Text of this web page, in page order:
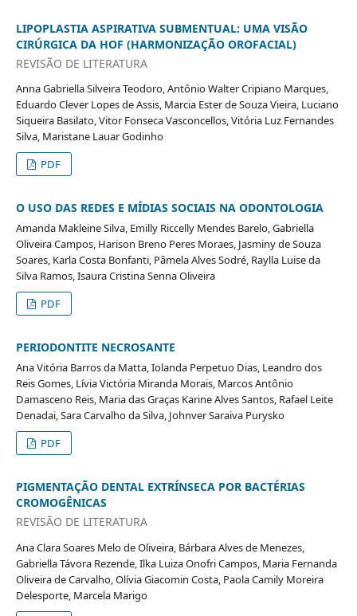
LIPOPLASTIA ASPIRATIVA SUBMENTUAL: UMA VISÃO
CIRÚRGICA DA HOF (HARMONIZAÇÃO OROFACIAL)
REVISÃO DE LITERATURA
Anna Gabriella Silveira Teodoro, Antônio Walter Cripiano Marques,
Eduardo Clever Lopes de Assis, Marcia Ester de Souza Vieira, Luciano
Siqueira Basilato, Vitor Fonseca Vasconcellos, Vitória Luz Fernandes
Silva, Maristane Lauar Godinho
PDF
O USO DAS REDES E MÍDIAS SOCIAIS NA ODONTOLOGIA
Amanda Makleine Silva, Emilly Riccelly Mendes Barelo, Gabriella
Oliveira Campos, Harison Breno Peres Moraes, Jasminy de Souza
Soares, Karla Costa Bonfanti, Pâmela Alves Sodré, Raylla Luise da
Silva Ramos, Isaura Cristina Senna Oliveira
PDF
PERIODONTITE NECROSANTE
Ana Vitória Barros da Matta, Iolanda Perpetuo Dias, Leandro dos
Reis Gomes, Lívia Victória Miranda Morais, Marcos Antônio
Damasceno Reis, Maria das Graças Karine Alves Santos, Rafael Leite
Denadai, Sara Carvalho da Silva, Johnver Saraiva Purysko
PDF
PIGMENTAÇÃO DENTAL EXTRÍNSECA POR BACTÉRIAS
CROMOGÊNICAS
REVISÃO DE LITERATURA
Ana Clara Soares Melo de Oliveira, Bárbara Alves de Menezes,
Gabriella Távora Rezende, Ilka Luiza Onofri Campos, Maria Fernanda
Oliveira de Carvalho, Olívia Giacomin Costa, Paola Camily Moreira
Delesporte, Marcela Marigo